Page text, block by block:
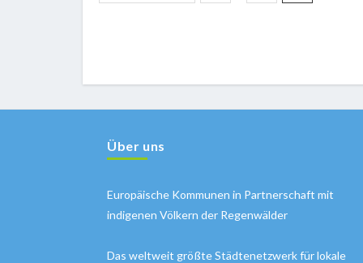
Über uns
Europäische Kommunen in Partnerschaft mit
indigenen Völkern der Regenwälder
Das weltweit größte Städtenetzwerk für lokale